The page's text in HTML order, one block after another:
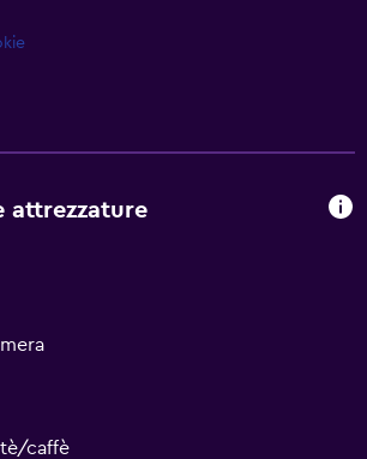
attrezzature
caffè